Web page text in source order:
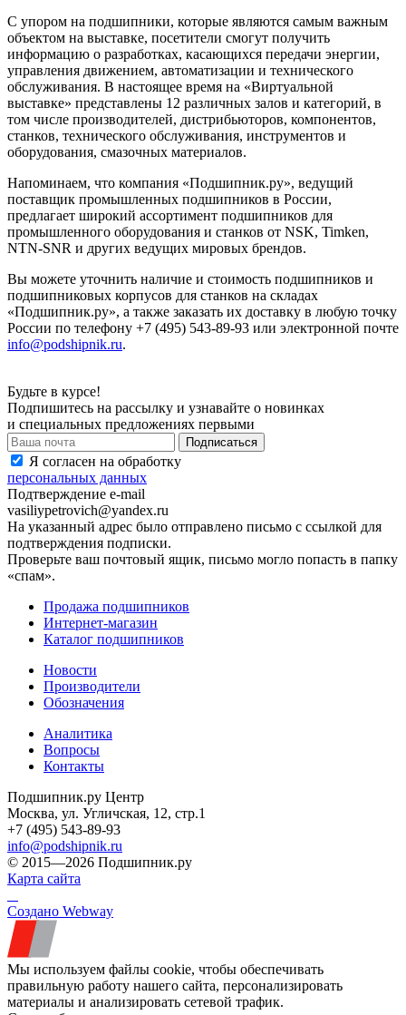
С упором на подшипники, которые являются самым важным
объектом на выставке, посетители смогут получить
информацию о разработках, касающихся передачи энергии,
управления движением, автоматизации и технического
обслуживания. В настоящее время на «Виртуальной
выставке» представлены 12 различных залов и категорий, в
том числе производителей, дистрибьюторов, компонентов,
станков, технического обслуживания, инструментов и
оборудования, смазочных материалов.
Напоминаем, что компания «Подшипник.ру», ведущий
поставщик промышленных подшипников в России,
предлагает широкий ассортимент подшипников для
промышленного оборудования и станков от NSK, Timken,
NTN-SNR и других ведущих мировых брендов.
Вы можете уточнить наличие и стоимость подшипников и
подшипниковых корпусов для станков на складах
«Подшипник.ру», а также заказать их доставку в любую точку
России по телефону +7 (495) 543-89-93 или электронной почте
info@podshipnik.ru.
Будьте в курсе!
Подпишитесь на рассылку и узнавайте о новинках
и специальных предложениях первыми
Я согласен на обработку
персональных данных
Подтверждение e-mail
vasiliypetrovich@yandex.ru
На указанный адрес было отправлено письмо с ссылкой для
подтверждения подписки.
Проверьте ваш почтовый ящик, письмо могло попасть в папку
«спам».
Продажа подшипников
Интернет-магазин
Каталог подшипников
Новости
Производители
Обозначения
Аналитика
Вопросы
Контакты
Подшипник.ру Центр
Москва, ул. Угличская, 12, стр.1
+7 (495) 543-89-93
info@podshipnik.ru
© 2015—2026 Подшипник.ру
Карта сайта
Создано Webway
Мы используем файлы cookie, чтобы обеспечивать
правильную работу нашего сайта, персонализировать
материалы и анализировать сетевой трафик.